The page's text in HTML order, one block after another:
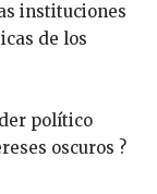
instituciones
de los
político
oscuros ?